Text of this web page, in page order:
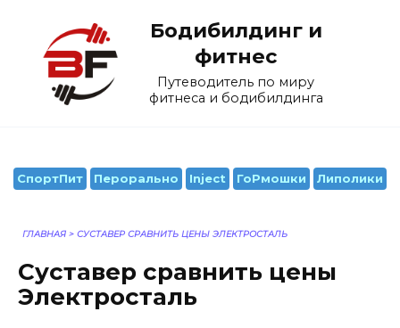
содержанию
Бодибилдинг и
фитнес
Путеводитель по миру
фитнеса и бодибилдинга
СпортПит Перорально Inject ГоРмошки Липолики
ГЛАВНАЯ > СУСТАВЕР СРАВНИТЬ ЦЕНЫ ЭЛЕКТРОСТАЛЬ
Суставер сравнить цены
Электросталь